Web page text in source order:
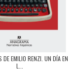
DE EMILIO RENZI. UN DÍA EN
L...